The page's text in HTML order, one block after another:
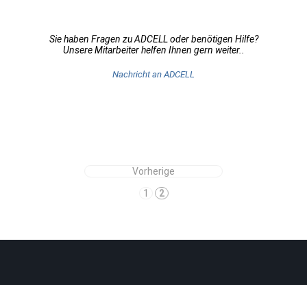
Sie haben Fragen zu ADCELL oder benötigen Hilfe?
Unsere Mitarbeiter helfen Ihnen gern weiter..
Nachricht an ADCELL
Vorherige
1
2